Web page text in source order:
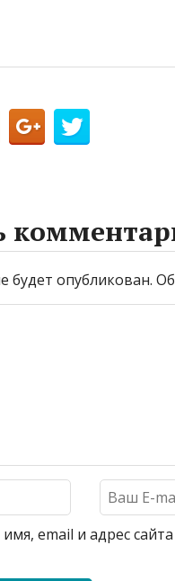
будет опубликован.
email и адрес